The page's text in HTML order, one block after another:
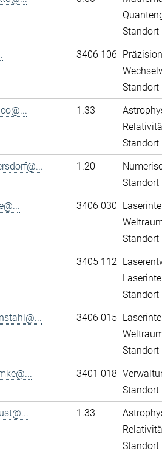
Standort
3406 106
Standort
1.33
Standort
1.20
Standort
3406 030
Standort
3405 112
Standort
3406 015
Standort
3401 018
Standort
1.33
Standort